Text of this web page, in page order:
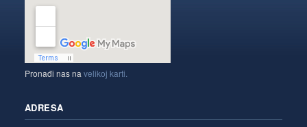
Pronađi nas na velikoj karti.
ADRESA